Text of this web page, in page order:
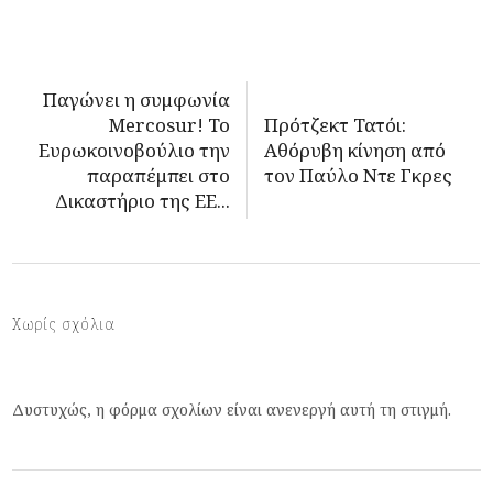
Παγώνει η συμφωνία
Mercosur! To
Ευρωκοινοβούλιο την
παραπέμπει στο
Δικαστήριο της ΕΕ...
Πρότζεκτ Τατόι:
Αθόρυβη κίνηση από
τον Παύλο Ντε Γκρες
Χωρίς σχόλια
Δυστυχώς, η φόρμα σχολίων είναι ανενεργή αυτή τη στιγμή.